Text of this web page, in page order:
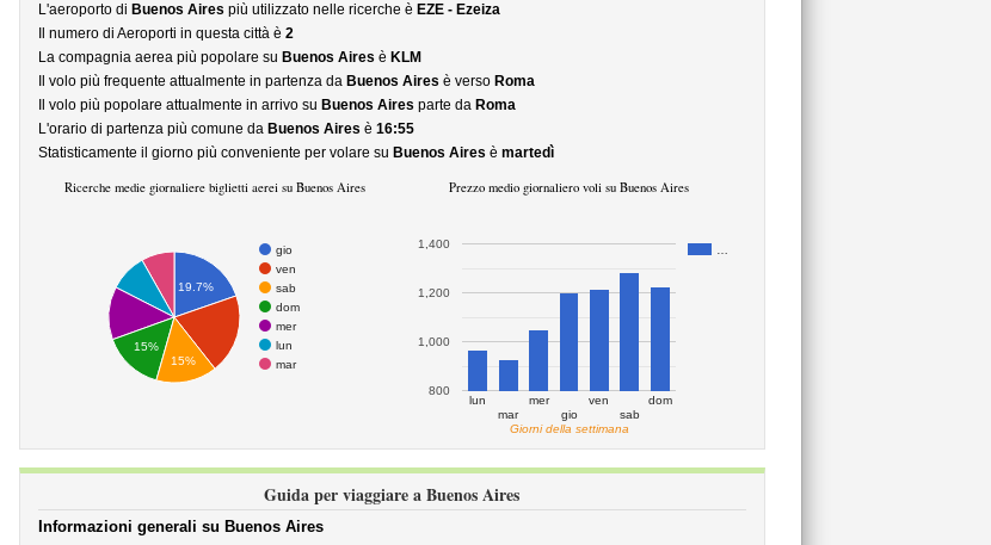
L'aeroporto di Buenos Aires più utilizzato nelle ricerche è EZE - Ezeiza
Il numero di Aeroporti in questa città è 2
La compagnia aerea più popolare su Buenos Aires è KLM
Il volo più frequente attualmente in partenza da Buenos Aires è verso Roma
Il volo più popolare attualmente in arrivo su Buenos Aires parte da Roma
L'orario di partenza più comune da Buenos Aires è 16:55
Statisticamente il giorno più conveniente per volare su Buenos Aires è martedì
Ricerche medie giornaliere biglietti aerei su Buenos Aires
gio
ven
sab
dom
mer
lun
mar
19.7%
15%
15%
Prezzo medio giornaliero voli su Buenos Aires
lun
mar
mer
gio
ven
sab
dom
800
1,000
1,200
1,400
Giorni della settimana
Guida per viaggiare a Buenos Aires
Informazioni generali su Buenos Aires